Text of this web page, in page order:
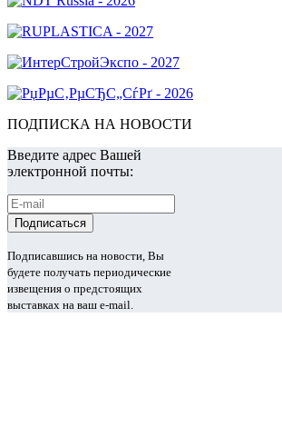
ПОДПИСКА НА НОВОСТИ
Введите адрес Вашей
электронной почты:
Подписавшись на новости, Вы
будете получать периодические
извещения о предстоящих
выставках на ваш e-mail.